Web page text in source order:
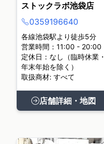
ストックラボ池袋店
0359196640
各線池袋駅より徒歩5分
営業時間：11:00 - 20:00
定休日：なし（臨時休業・
年末年始を除く）
取扱商材: すべて
店舗詳細・地図